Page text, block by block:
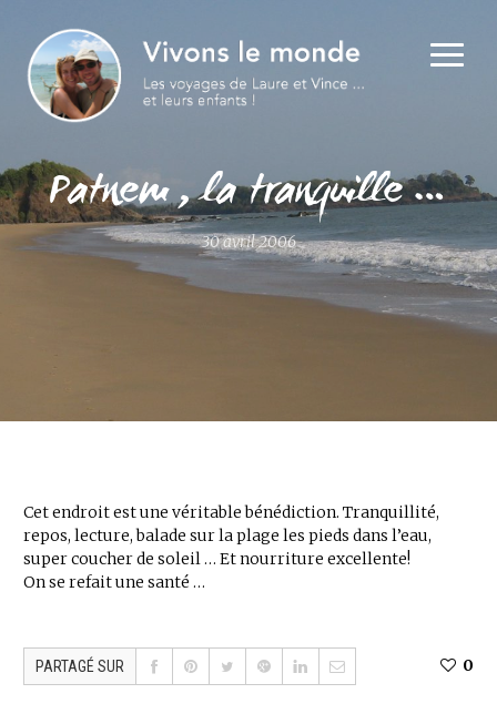
Patnem , la tranquille …
30 avril 2006
Cet endroit est une véritable bénédiction. Tranquillité,
repos, lecture, balade sur la plage les pieds dans l’eau,
super coucher de soleil … Et nourriture excellente!
On se refait une santé …
PARTAGÉ SUR 0